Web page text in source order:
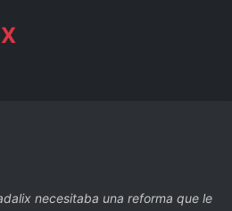
necesitaba una reforma que le